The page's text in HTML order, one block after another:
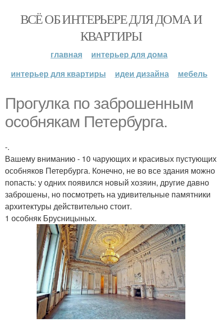
ВСЁ ОБ ИНТЕРЬЕРЕ ДЛЯ ДОМА И
КВАРТИРЫ
главная
интерьер для дома
интерьер для квартиры
идеи дизайна мебель
Прогулка по заброшенным
особнякам Петербурга.
-.
Вашему вниманию - 10 чарующих и красивых пустующих
особняков Петербурга. Конечно, не во все здания можно
попасть: у одних появился новый хозяин, другие давно
заброшены, но посмотреть на удивительные памятники
архитектуры действительно стоит.
1 особняк Брусницыных.